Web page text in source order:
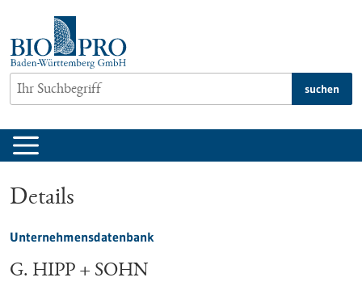
springen
suchen
Details
Unternehmensdatenbank
G. HIPP + SOHN